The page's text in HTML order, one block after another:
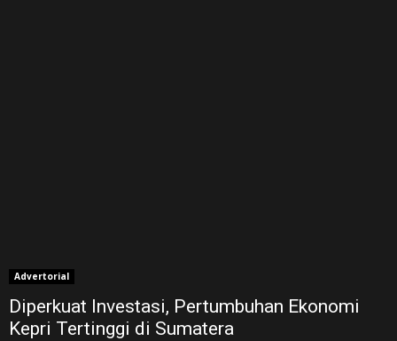
Advertorial
Diperkuat Investasi, Pertumbuhan Ekonomi
Kepri Tertinggi di Sumatera